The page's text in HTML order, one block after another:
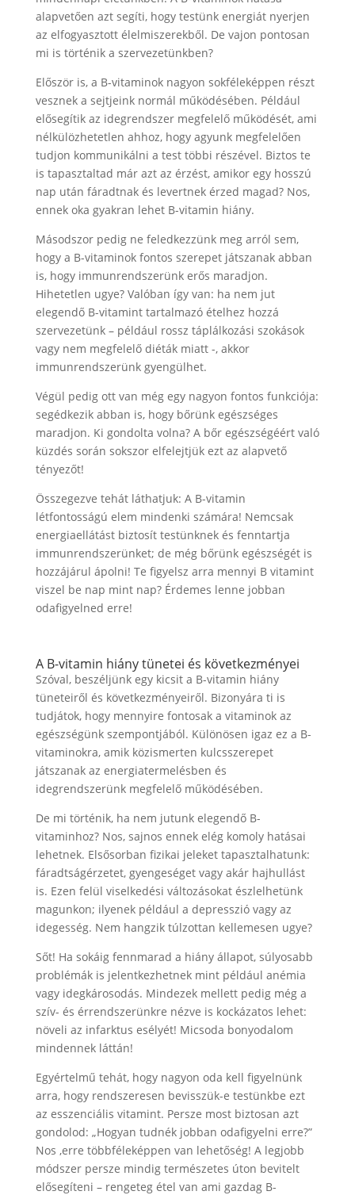
alapvetően azt segíti, hogy testünk energiát nyerjen
az elfogyasztott élelmiszerekből. De vajon pontosan
mi is történik a szervezetünkben?
Először is, a B-vitaminok nagyon sokféleképpen részt
vesznek a sejtjeink normál működésében. Például
elősegítik az idegrendszer megfelelő működését, ami
nélkülözhetetlen ahhoz, hogy agyunk megfelelően
tudjon kommunikálni a test többi részével. Biztos te
is tapasztaltad már azt az érzést, amikor egy hosszú
nap után fáradtnak és levertnek érzed magad? Nos,
ennek oka gyakran lehet B-vitamin hiány.
Másodszor pedig ne feledkezzünk meg arról sem,
hogy a B-vitaminok fontos szerepet játszanak abban
is, hogy immunrendszerünk erős maradjon.
Hihetetlen ugye? Valóban így van: ha nem jut
elegendő B-vitamint tartalmazó ételhez hozzá
szervezetünk – például rossz táplálkozási szokások
vagy nem megfelelő diéták miatt -, akkor
immunrendszerünk gyengülhet.
Végül pedig ott van még egy nagyon fontos funkciója:
segédkezik abban is, hogy bőrünk egészséges
maradjon. Ki gondolta volna? A bőr egészségéért való
küzdés során sokszor elfelejtjük ezt az alapvető
tényezőt!
Összegezve tehát láthatjuk: A B-vitamin
létfontosságú elem mindenki számára! Nemcsak
energiaellátást biztosít testünknek és fenntartja
immunrendszerünket; de még bőrünk egészségét is
hozzájárul ápolni! Te figyelsz arra mennyi B vitamint
viszel be nap mint nap? Érdemes lenne jobban
odafigyelned erre!
A B-vitamin hiány tünetei és következményei
Szóval, beszéljünk egy kicsit a B-vitamin hiány
tüneteiről és következményeiről. Bizonyára ti is
tudjátok, hogy mennyire fontosak a vitaminok az
egészségünk szempontjából. Különösen igaz ez a B-
vitaminokra, amik közismerten kulcsszerepet
játszanak az energiatermelésben és
idegrendszerünk megfelelő működésében.
De mi történik, ha nem jutunk elegendő B-
vitaminhoz? Nos, sajnos ennek elég komoly hatásai
lehetnek. Elsősorban fizikai jeleket tapasztalhatunk:
fáradtságérzetet, gyengeséget vagy akár hajhullást
is. Ezen felül viselkedési változásokat észlelhetünk
magunkon; ilyenek például a depresszió vagy az
idegesség. Nem hangzik túlzottan kellemesen ugye?
Sőt! Ha sokáig fennmarad a hiány állapot, súlyosabb
problémák is jelentkezhetnek mint például anémia
vagy idegkárosodás. Mindezek mellett pedig még a
szív- és érrendszerünkre nézve is kockázatos lehet:
növeli az infarktus esélyét! Micsoda bonyodalom
mindennek láttán!
Egyértelmű tehát, hogy nagyon oda kell figyelnünk
arra, hogy rendszeresen bevisszük-e testünkbe ezt
az esszenciális vitamint. Persze most biztosan azt
gondolod: „Hogyan tudnék jobban odafigyelni erre?”
Nos ,erre többféleképpen van lehetőség! A legjobb
módszer persze mindig természetes úton bevitelt
elősegíteni – rengeteg étel van ami gazdag B-